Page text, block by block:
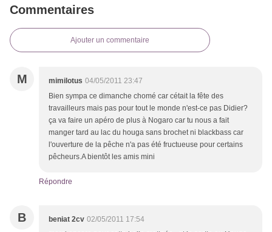
Commentaires
Ajouter un commentaire
M mimilotus 04/05/2011 23:47
Bien sympa ce dimanche chomé car cétait la fête des
travailleurs mais pas pour tout le monde n'est-ce pas Didier?
ça va faire un apéro de plus à Nogaro car tu nous a fait
manger tard au lac du houga sans brochet ni blackbass car
l'ouverture de la pêche n'a pas été fructueuse pour certains
pêcheurs.A bientôt les amis mini
Répondre
B beniat 2cv 02/05/2011 17:54